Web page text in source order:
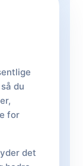
du
for
det